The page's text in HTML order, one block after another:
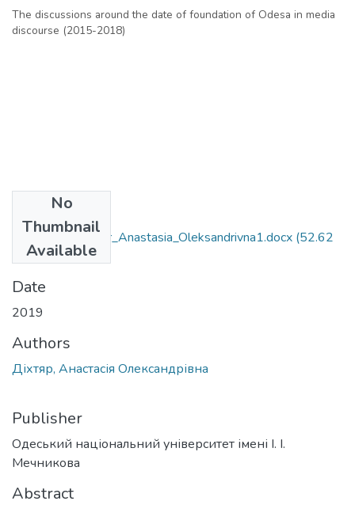
The discussions around the date of foundation of Odesa in media
discourse (2015-2018)
No
Thumbnail
Available
6.030301_Dihtiar_Anastasia_Oleksandrivna1.docx (52.62
KB)
Date
2019
Authors
Діхтяр, Анастасія Олександрівна
Publisher
Одеський національний університет імені І. І.
Мечникова
Abstract